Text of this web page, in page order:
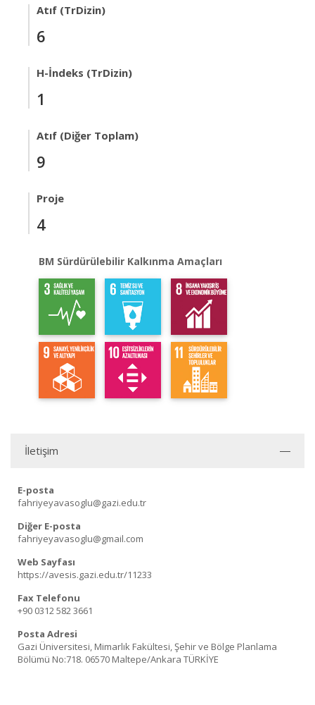
Atıf (TrDizin)
6
H-İndeks (TrDizin)
1
Atıf (Diğer Toplam)
9
Proje
4
BM Sürdürülebilir Kalkınma Amaçları
İletişim
E-posta
fahriyeyavasoglu@gazi.edu.tr
Diğer E-posta
fahriyeyavasoglu@gmail.com
Web Sayfası
https://avesis.gazi.edu.tr/11233
Fax Telefonu
+90 0312 582 3661
Posta Adresi
Gazi Üniversitesi, Mimarlık Fakültesi, Şehir ve Bölge Planlama
Bölümü No:718. 06570 Maltepe/Ankara TÜRKİYE